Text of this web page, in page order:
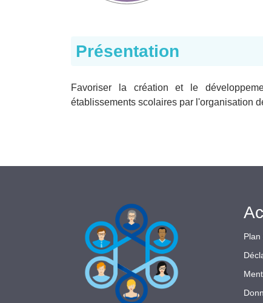
Présentation
Favoriser la création et le
établissements scolaires par l'organisation
Plan